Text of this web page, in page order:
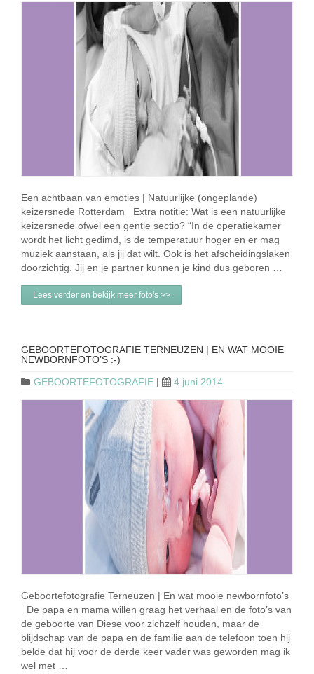
Een achtbaan van emoties | Natuurlijke (ongeplande)
keizersnede Rotterdam Extra notitie: Wat is een natuurlijke
keizersnede ofwel een gentle sectio? “In de operatiekamer
wordt het licht gedimd, is de temperatuur hoger en er mag
muziek aanstaan, als jij dat wilt. Ook is het afscheidingslaken
doorzichtig. Jij en je partner kunnen je kind dus geboren …
Lees verder en bekijk meer foto's >>
GEBOORTEFOTOGRAFIE TERNEUZEN | EN WAT MOOIE
NEWBORNFOTO’S :-)
GEBOORTEFOTOGRAFIE | 4 juni 2014
Geboortefotografie Terneuzen | En wat mooie newbornfoto’s
De papa en mama willen graag het verhaal en de foto’s van
de geboorte van Diese voor zichzelf houden, maar de
blijdschap van de papa en de familie aan de telefoon toen hij
belde dat hij voor de derde keer vader was geworden mag ik
wel met …